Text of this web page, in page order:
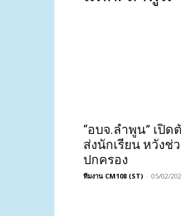
“อบจ.ลำพูน” เปิด
ส่งนักเรียน หวังช่
ปกครอง
ทีมงาน CM108 (ST) - 05/02/